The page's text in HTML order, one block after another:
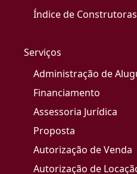
Índice de Construtoras
Serviços
Administração de
Financiamento
Assessoria Jurídica
Proposta
Autorização de Venda
Autorização de